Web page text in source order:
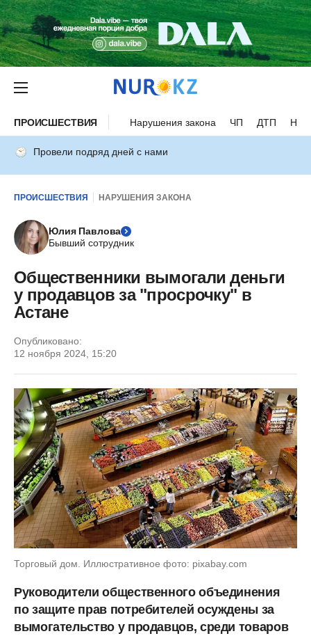
ПРОИСШЕСТВИЯ Нарушения закона ЧП ДТП
Провели подряд дней с нами
ПРОИСШЕСТВИЯ НАРУШЕНИЯ ЗАКОНА
Юлия Павлова
Бывший сотрудник
Общественники вымогали деньги
у продавцов за "просрочку" в
Астане
Опубликовано:
12 ноября 2024, 15:20
Торговый дом. Иллюстративное фото: pixabay.com
Руководители общественного объединения
по защите прав потребителей осуждены за
вымогательство у продавцов, среди товаров